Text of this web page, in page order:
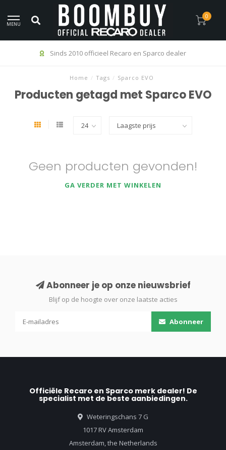
MENU
0
Sinds 2010 officieel Recaro en Sparco dealer
Home / Tags / Sparco EVO
Producten getagd met Sparco EVO
Geen producten gevonden!
GA VERDER MET WINKELEN
Abonneer je op onze nieuwsbrief
Blijf op de hoogte over onze laatste acties
Abonneer
Officiële Recaro en Sparco merk dealer! De
specialist met de beste aanbiedingen.
Weteringschans 7 G
1017 RV Amsterdam
Amsterdam, the Netherlands